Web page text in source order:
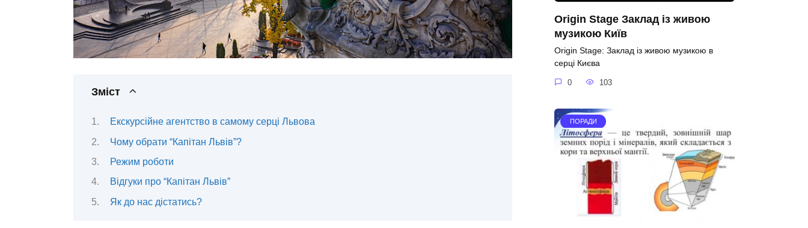
Зміст
Екскурсійне агентство в самому серці Львова
Чому обрати “Капітан Львів”?
Режим роботи
Відгуки про “Капітан Львів”
Як до нас дістатись?
Origin Stage Заклад із живою
музикою Київ
Origin Stage: Заклад із живою музикою в
серці Києва
0 103
ПОРАДИ